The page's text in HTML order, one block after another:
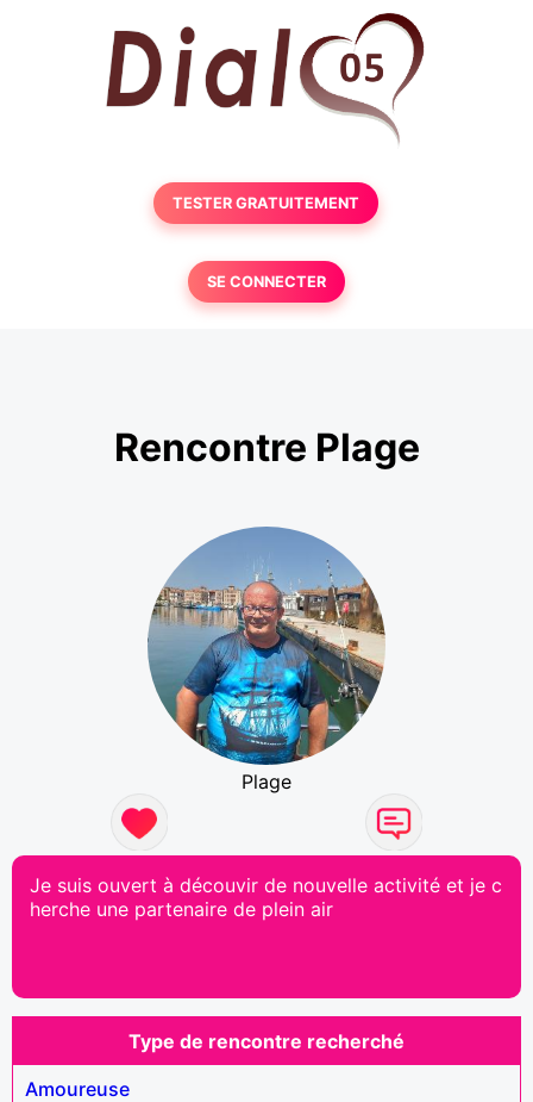
TESTER GRATUITEMENT
SE CONNECTER
Rencontre Plage
Plage
Je suis ouvert à découvir de nouvelle activité et je c
herche une partenaire de plein air
Type de rencontre recherché
Amoureuse